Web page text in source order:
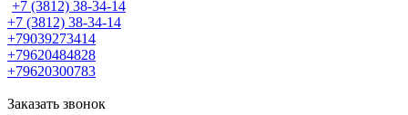
+7 (3812) 38-34-14
+7 (3812) 38-34-14
+79039273414
+79620484828
+79620300783
Заказать звонок